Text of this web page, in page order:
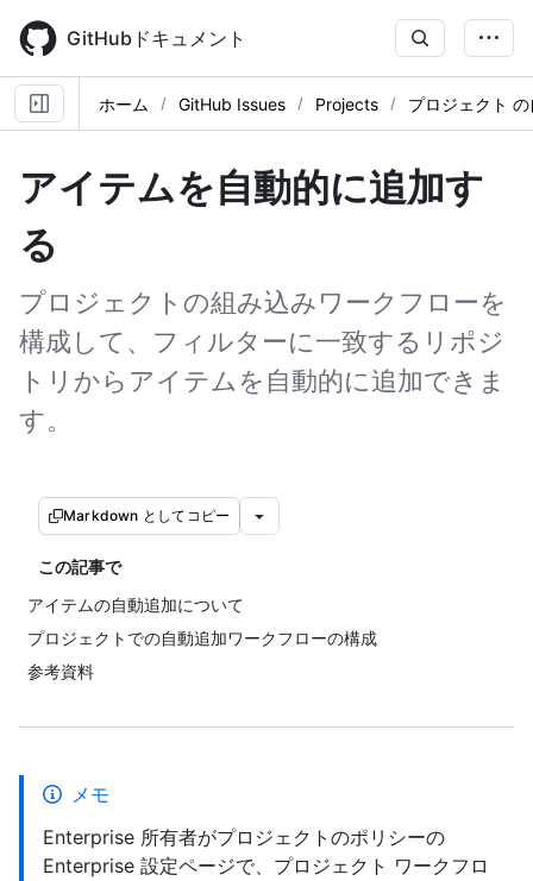
main
content
GitHubドキュメント
ホーム GitHub Issues Projects プロジェクト
アイテムを自動的に追加す
る
プロジェクトの組み込みワークフローを
構成して、フィルターに一致するリポジ
トリからアイテムを自動的に追加できま
す。
Markdown としてコピー
この記事で
アイテムの自動追加について
プロジェクトでの自動追加ワークフローの構成
参考資料
メモ
Enterprise 所有者がプロジェクトのポリシーの
Enterprise 設定ページで、プロジェクト ワークフロ